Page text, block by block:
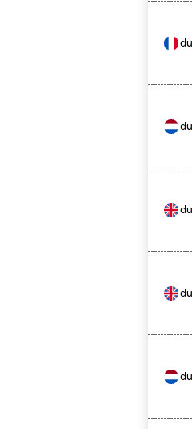
du
du
du
du
du